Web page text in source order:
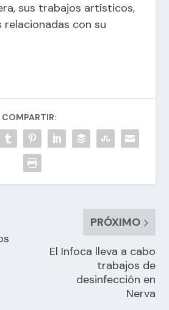
sus trabajos artísticos,
con su
COMPARTIR:
PRÓXIMO
El Infoca lleva a cabo
trabajos de
desinfección en
Nerva